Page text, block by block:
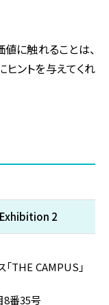
に触れることは、
ントを与えてくれ
Exhibition 2
THE CAMPUS」
8番35号